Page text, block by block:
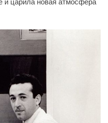
и царила новая атмосфера